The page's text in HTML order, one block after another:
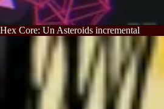
Hex Core: Un Asteroids incremental